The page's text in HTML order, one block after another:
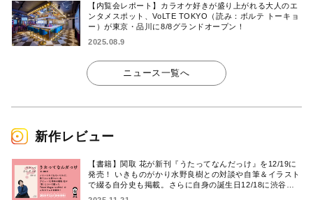
【内覧会レポート】カラオケ好きが盛り上がれる大人のエ
ンタメスポット、VoLTE TOKYO（読み：ボルテ トーキョ
ー）が東京・品川に8/8グランドオープン！
2025.08.9
ニュース一覧へ
新作レビュー
【書籍】関取 花が新刊『うたってなんだっけ』を12/19に
発売！ いきものがかり水野良樹との対談や自筆＆イラスト
で綴る自分史も掲載。さらに自身の誕生日12/18に渋谷で